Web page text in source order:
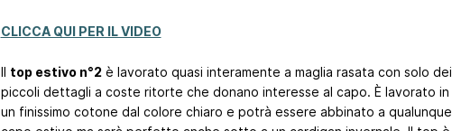
CLICCA QUI PER IL VIDEO
Il top estivo n°2è lavorato quasi interamente a maglia rasata con solo dei
piccoli dettagli a coste ritorte che donano interesse al capo. È lavorato in
un finissimo cotone dal colore chiaro e potrà essere abbinato a qualunque